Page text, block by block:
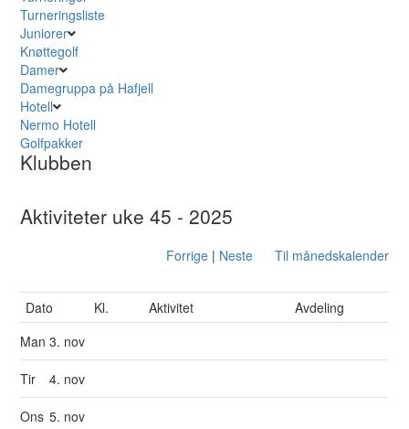
Turneringsliste
Juniorer
Knøttegolf
Damer
Damegruppa på Hafjell
Hotell
Nermo Hotell
Golfpakker
Klubben
Aktiviteter uke 45 - 2025
Forrige| Neste Til månedskalender
Dato Kl. Aktivitet
Avdeling
Man3. nov
Tir 4. nov
Ons 5. nov